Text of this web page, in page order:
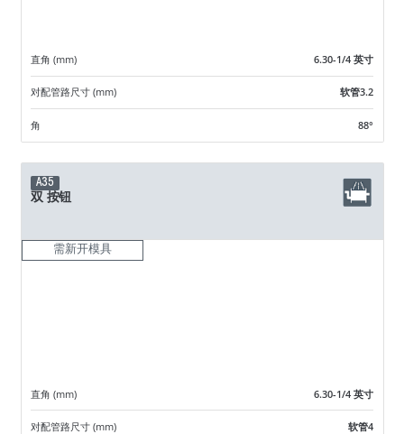
直角 (mm) 6.30-1/4 英寸
对配管路尺寸 (mm) 软管3.2
角 88°
A35
双 按钮
需新开模具
直角 (mm) 6.30-1/4 英寸
对配管路尺寸 (mm) 软管4